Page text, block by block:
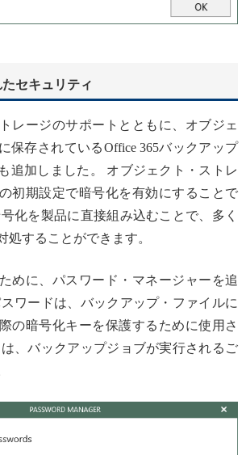
セキュリティ
レージのサポートとともに、オブジェ
保存されているOffice 365バックアップ
追加しました。 オブジェクト・ストレ
初期設定で暗号化を有効にすることで
化を製品に直接組み込むことで、多く
処することができます。
めに、パスワード・マネージャーを追
ワードは、バックアップ・ファイルに
の暗号化キーを保護するために使用さ
、バックアップジョブが実行されるご